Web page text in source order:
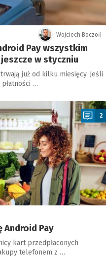
Wojciech Boczoń
Pay wszystkim
w styczniu
już od kilku miesięcy. Jeśli
…
2
Android Pay
kart przedpłaconych
telefonem z …